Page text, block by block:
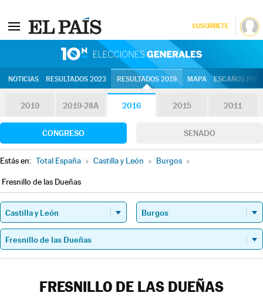
SUSCRÍBETE
NOTICIAS RESULTADOS 2023 RESULTADOS 2019 MAPA ESCAÑOS
2019 2019-28A 2016 2015 2011
CONGRESO SENADO
Estás en: Total España » Castilla y León » Burgos »
Fresnillo de las Dueñas
FRESNILLO DE LAS DUEÑAS